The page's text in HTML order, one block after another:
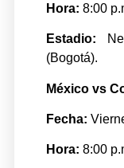
Hora: 8:00
Estadio:
(Bogotá).
México vs
Fecha:
Hora: 8:00